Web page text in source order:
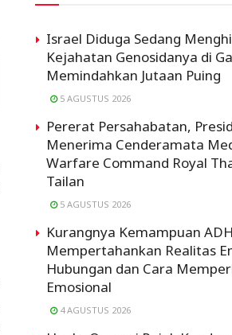
Israel Diduga Sedang
Kejahatan Genosidanya di
Memindahkan Jutaan Puing
5 AGUSTUS 2026
Pererat Persahabatan,
Menerima Cenderamata
Warfare Command Royal
Tailan
5 AGUSTUS 2026
Kurangnya Kemampuan
Mempertahankan Realitas
Hubungan dan Cara
Emosional
4 AGUSTUS 2026